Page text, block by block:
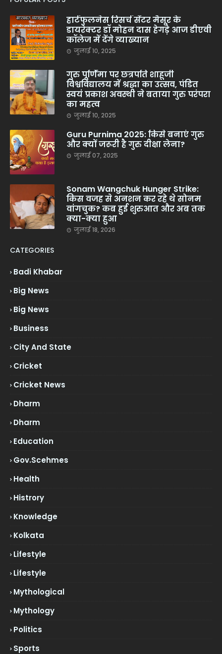
हार्टफुलनेस रिसर्च सेंटर मैसूर के
डायरेक्टर डॉ मोहन दास हेगड़े आज डीएवी
कॉलेज में देंगे व्याख्यान
जुलाई 10, 2025
गुरु पूर्णिमा पर छत्रपति शाहूजी
विश्वविद्यालय में श्रद्धा का उत्सव, पंडित
स्वयं प्रकाश अवस्थी ने बताया गुरु परंपरा
का महत्व
जुलाई 10, 2025
Guru Purnima 2025: किसे बनाएं गुरु
और क्यों जरूरी है गुरु दीक्षा लेना?
जुलाई 07, 2025
Sonam Wangchuk Hunger Strike:
किस वजह से अनशन कर रहे थे सोनम
वांगचुक? कब हुई शुरुआत और अब तक
क्या-क्या हुआ
जुलाई 18, 2026
CATEGORIES
Badi Khabar
Big News
Big News
Business
City And State
Cricket
Cricket News
Dharm
Dharm
Education
Gov.scehmes
Health
Histrory
Knowledge
Kolkata
Lifestyle
Lifestyle
Mythological
Mythology
Politics
Sports